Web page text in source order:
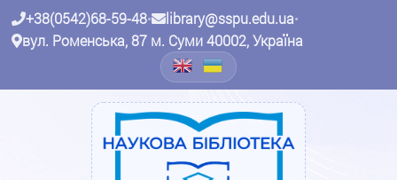
+38(0542)68-59-48• library@sspu.edu.ua•
вул. Роменська, 87 м. Суми 40002, Україна